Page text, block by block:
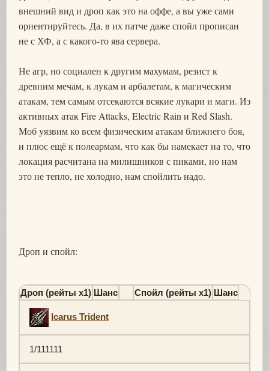
внешний вид и дроп как это на оффе, а вы уже сами
ориентируйтесь. Да, в их патче даже спойл прописан
не с ХФ, а с какого-то ява сервера.
Не агр, но социален к другим махумам, резист к
древним мечам, к лукам и арбалетам, к магическим
атакам, тем самым отсекаются всякие лукари и маги. Из
активных атак Fire Attacks, Electric Rain и Red Slash.
Моб уязвим ко всем физическим атакам ближнего боя,
и плюс ещё к полеармам, что как бы намекает на то, что
локация расчитана на милишников с пиками, но нам
это не тепло, не холодно, нам спойлить надо.
Дроп и спойл:
Дроп (рейты х1) Шанс Спойл (рейты х1) Шанс
Icarus Trident
1/111111